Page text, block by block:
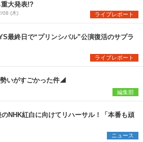
重大発表!?
08 (木) ライブレポート
最終日で“プリンシパル”公演復活のサプラ
ライブレポート
いがすごかった件◢
編集部
NHK紅白に向けてリハーサル！「本番も頑
ニュース